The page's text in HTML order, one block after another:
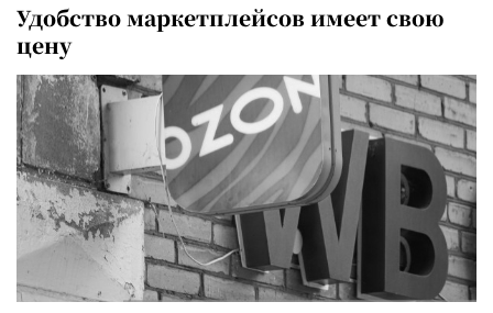
Удобство маркетплейсов имеет свою
цену